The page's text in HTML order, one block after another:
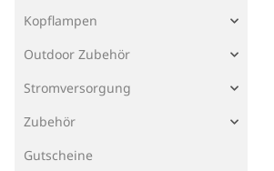
Kopflampen
Outdoor Zubehör
Stromversorgung
Zubehör
Gutscheine